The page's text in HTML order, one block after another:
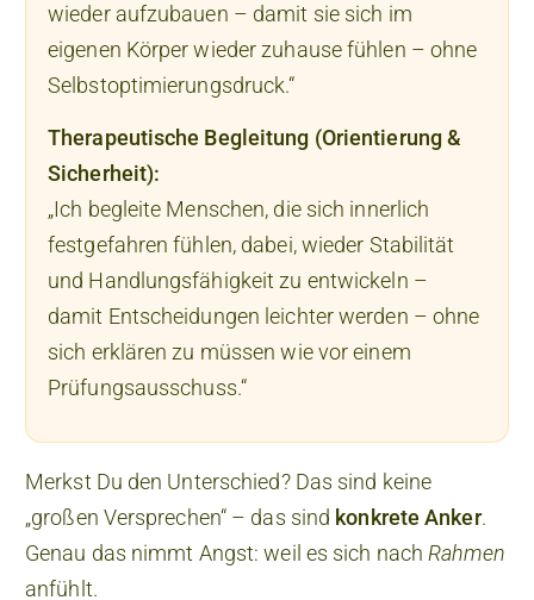
wieder aufzubauen – damit sie sich im
eigenen Körper wieder zuhause fühlen – ohne
Selbstoptimierungsdruck.“
Therapeutische Begleitung (Orientierung &
Sicherheit):
„Ich begleite Menschen, die sich innerlich
festgefahren fühlen, dabei, wieder Stabilität
und Handlungsfähigkeit zu entwickeln –
damit Entscheidungen leichter werden – ohne
sich erklären zu müssen wie vor einem
Prüfungsausschuss.“
Merkst Du den Unterschied? Das sind keine
„großen Versprechen“ – das sind konkrete Anker.
Genau das nimmt Angst: weil es sich nachRahmen
anfühlt.